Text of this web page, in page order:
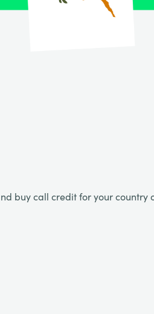
buy call credit for your